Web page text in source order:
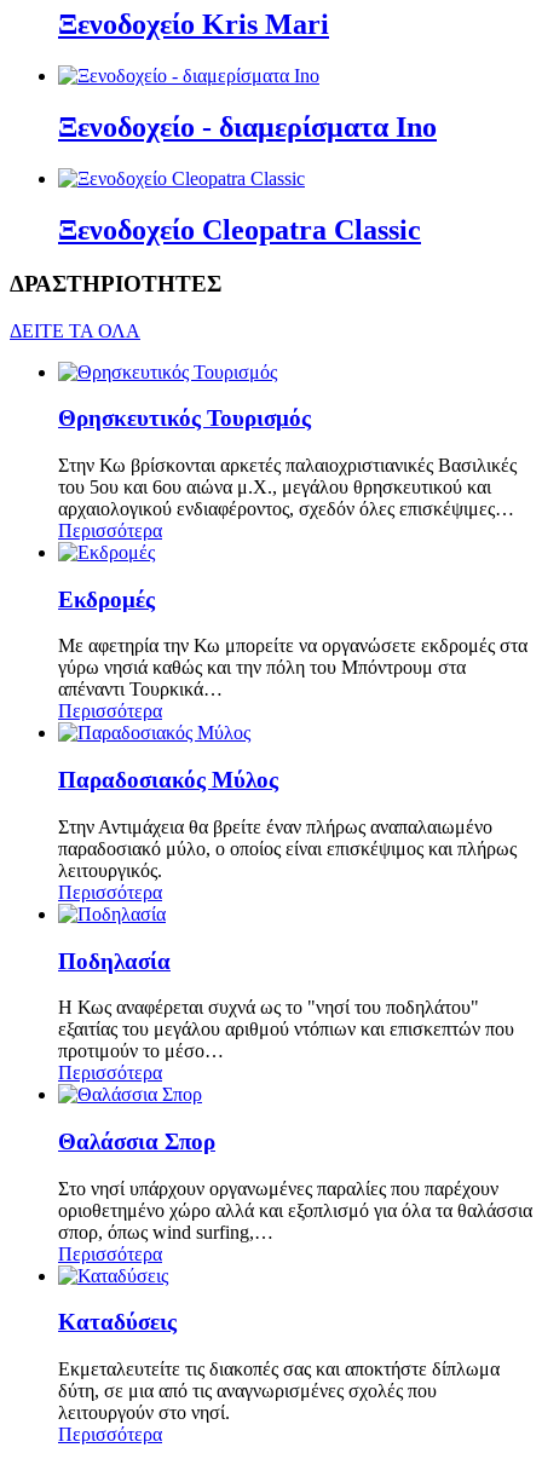
Ξενοδοχείο Kris Mari
Ξενοδοχείο - διαμερίσματα Ino
Ξενοδοχείο Cleopatra Classic
ΔΡΑΣΤΗΡΙΟΤΗΤΕΣ
ΔΕΙΤΕ ΤΑ ΟΛΑ
Θρησκευτικός Τουρισμός
Στην Κω βρίσκονται αρκετές παλαιοχριστιανικές Βασιλικές
του 5ου και 6ου αιώνα μ.Χ., μεγάλου θρησκευτικού και
αρχαιολογικού ενδιαφέροντος, σχεδόν όλες επισκέψιμες…
Περισσότερα
Εκδρομές
Με αφετηρία την Κω μπορείτε να οργανώσετε εκδρομές στα
γύρω νησιά καθώς και την πόλη του Μπόντρουμ στα
απέναντι Τουρκικά…
Περισσότερα
Παραδοσιακός Μύλος
Στην Αντιμάχεια θα βρείτε έναν πλήρως αναπαλαιωμένο
παραδοσιακό μύλο, ο οποίος είναι επισκέψιμος και πλήρως
λειτουργικός.
Περισσότερα
Ποδηλασία
H Κως αναφέρεται συχνά ως το "νησί του ποδηλάτου"
εξαιτίας του μεγάλου αριθμού ντόπιων και επισκεπτών που
προτιμούν το μέσο…
Περισσότερα
Θαλάσσια Σπορ
Στο νησί υπάρχουν οργανωμένες παραλίες που παρέχουν
οριοθετημένο χώρο αλλά και εξοπλισμό για όλα τα θαλάσσια
σπορ, όπως wind surfing,…
Περισσότερα
Καταδύσεις
Εκμεταλευτείτε τις διακοπές σας και αποκτήστε δίπλωμα
δύτη, σε μια από τις αναγνωρισμένες σχολές που
λειτουργούν στο νησί.
Περισσότερα